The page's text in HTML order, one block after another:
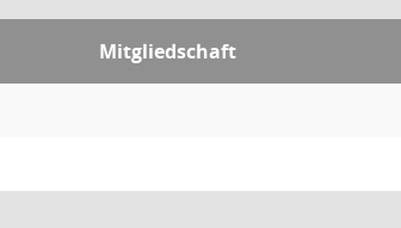
Mitgliedschaft